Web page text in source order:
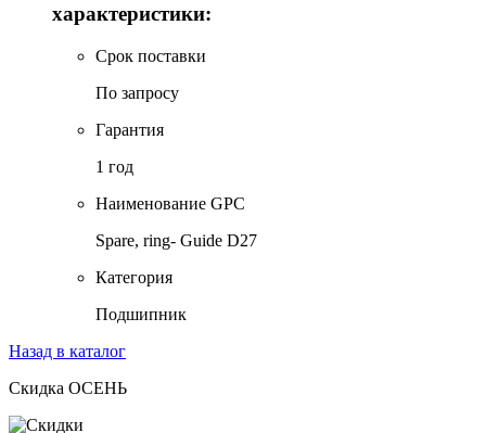
характеристики:
Срок поставки
По запросу
Гарантия
1 год
Наименование GPC
Spare, ring- Guide D27
Категория
Подшипник
Назад в каталог
Скидка ОСЕНЬ